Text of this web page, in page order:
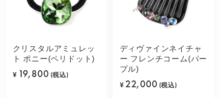
クリスタルアミュレッ
ト ポニー(ペリドット)
¥ 19,800 (税込)
ディヴァインネイチャ
ー フレンチコーム(パー
プル)
¥ 22,000 (税込)